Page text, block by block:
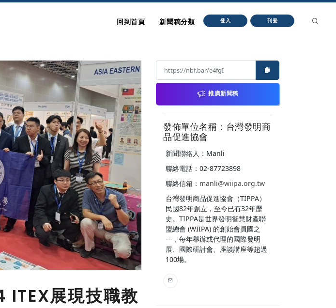
回到首頁 新聞稿分類 登入 刊登
ITEX展現技職教
推廣新聞稿
發佈單位名稱：台灣發明商
品促進協會
新聞聯絡人：Manli
聯絡電話：02-87723898
聯絡信箱： manli@wiipa.org.tw
台灣發明商品促進協會（TIPPA）
民國82年創立，至今已有32年歷
史。TIPPA是世界發明智慧財產聯
盟總會 (WIIPA) 的創始會員國之
一，每年舉辦或代理的國際發明
展、國際研討會、座談講座等超過
100場。